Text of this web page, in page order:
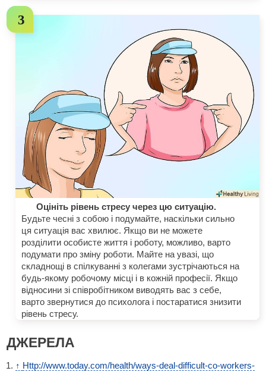
Оцініть рівень стресу через цю ситуацію.
Будьте чесні з собою і подумайте, наскільки сильно
ця ситуація вас хвилює. Якщо ви не можете
розділити особисте життя і роботу, можливо, варто
подумати про зміну роботи. Майте на увазі, що
складнощі в спілкуванні з колегами зустрічаються на
будь-якому робочому місці і в кожній професії. Якщо
відносини зі співробітником виводять вас з себе,
варто звернутися до психолога і постаратися знизити
рівень стресу.
ДЖЕРЕЛА
↑ Http://www.today.com/health/ways-deal-difficult-co-workers-